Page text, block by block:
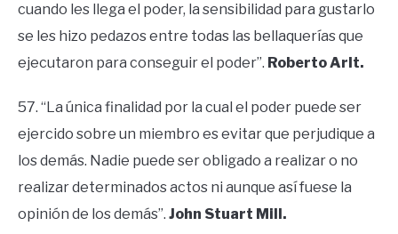
cuando les llega el poder, la sensibilidad para gustarlo
se les hizo pedazos entre todas las bellaquerías que
ejecutaron para conseguir el poder”. Roberto Arlt.
57. “La única finalidad por la cual el poder puede ser
ejercido sobre un miembro es evitar que perjudique a
los demás. Nadie puede ser obligado a realizar o no
realizar determinados actos ni aunque así fuese la
opinión de los demás”. John Stuart Mill.